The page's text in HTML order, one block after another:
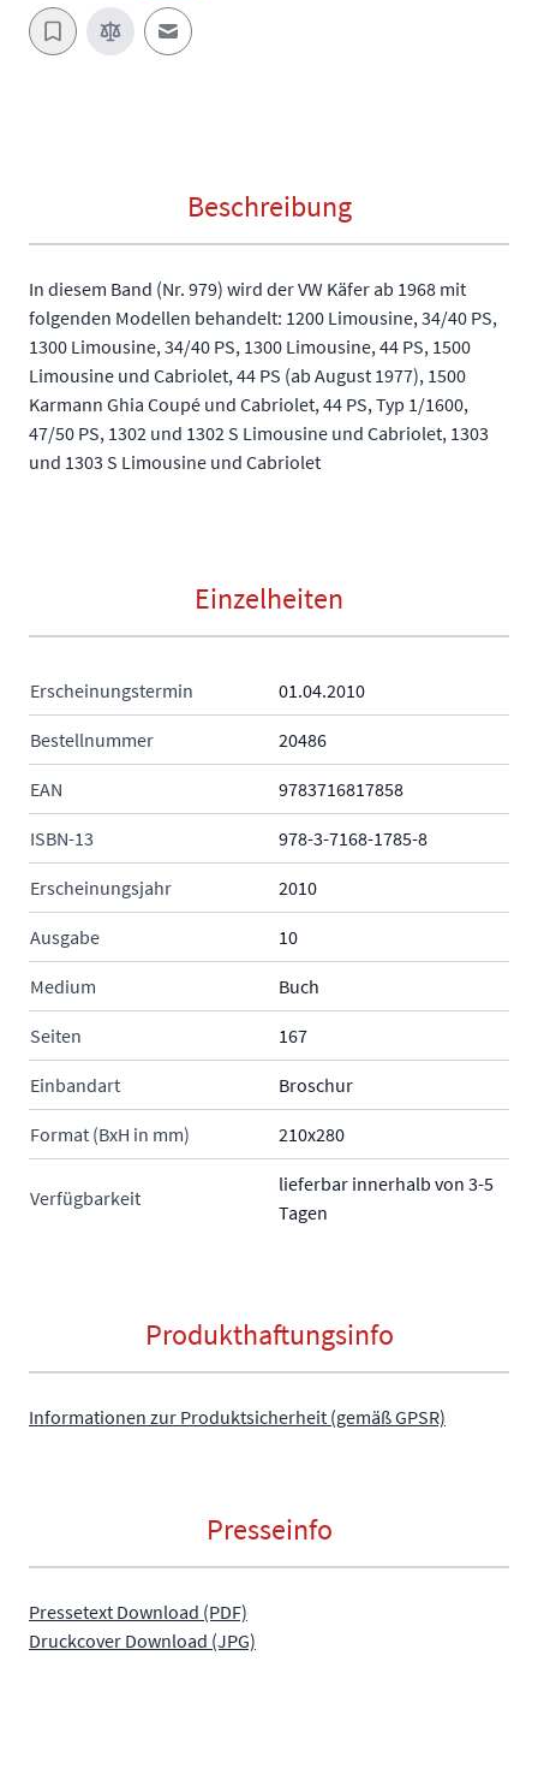
E-Mail an einen Freund
Beschreibung
In diesem Band (Nr. 979) wird der VW Käfer ab 1968 mit
folgenden Modellen behandelt: 1200 Limousine, 34/40 PS,
1300 Limousine, 34/40 PS, 1300 Limousine, 44 PS, 1500
Limousine und Cabriolet, 44 PS (ab August 1977), 1500
Karmann Ghia Coupé und Cabriolet, 44 PS, Typ 1/1600,
47/50 PS, 1302 und 1302 S Limousine und Cabriolet, 1303
und 1303 S Limousine und Cabriolet
Einzelheiten
Erscheinungstermin 01.04.2010
Bestellnummer 20486
EAN 9783716817858
ISBN-13 978-3-7168-1785-8
Erscheinungsjahr 2010
Ausgabe 10
Medium Buch
Seiten 167
Einbandart Broschur
Format (BxH in mm) 210x280
Verfügbarkeit
lieferbar innerhalb von 3-5
Tagen
Produkthaftungsinfo
Informationen zur Produktsicherheit (gemäß GPSR)
Presseinfo
Pressetext Download (PDF)
Druckcover Download (JPG)